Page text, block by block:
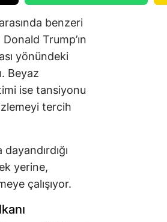
benzeri
Trump’ın
yönündeki
Beyaz
ise tansiyonu
tercih
yerine,
çalışıyor.